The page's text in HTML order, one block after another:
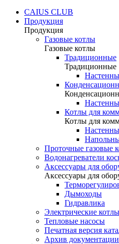
CAIUS CLUB
Продукция
Продукция
Газовые котлы
Газовые котлы
Традиционные
Традиционные
Котлы для
Котлы для
Проточные газовые
Водонагреватели
Аксессуары для
Аксессуары для
Дымоходы
Гидравлика
Электрические котлы
Тепловые насосы
Печатная версия
Архив документации